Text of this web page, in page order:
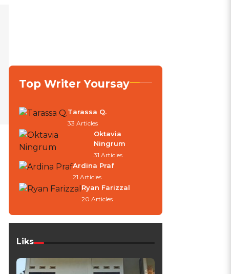
Top Writer Yoursay
Tarassa Q.
33 Articles
Oktavia
Ningrum
31 Articles
Ardina Praf
21 Articles
Ryan Farizzal
20 Articles
Liks